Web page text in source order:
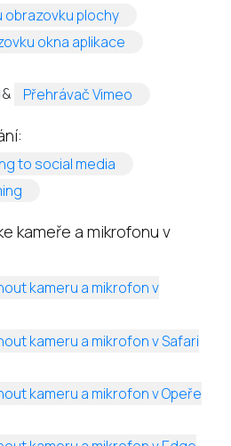
obrazovku plochy(opens in a new
okna aplikace
in a new tab)
& Přehrávač Vimeo
to social media
kameře a mikrofonu v
kameru a mikrofon v
kameru a mikrofon v Safari
kameru a mikrofon v Opeře